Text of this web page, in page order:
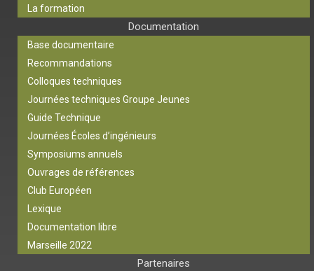
La formation
Documentation
Base documentaire
Recommandations
Colloques techniques
Journées techniques Groupe Jeunes
Guide Technique
Journées Écoles d’ingénieurs
Symposiums annuels
Ouvrages de références
Club Européen
Lexique
Documentation libre
Marseille 2022
Partenaires